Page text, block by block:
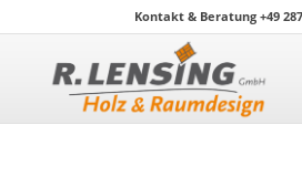
Kontakt & Beratung +49